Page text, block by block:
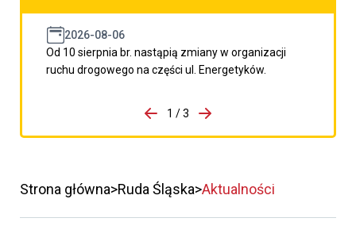
2026-08-06
Od 10 sierpnia br. nastąpią zmiany w organizacji
ruchu drogowego na części ul. Energetyków.
porzpedniego komunikatu
1 / 3
Przejdź do następnego
Strona główna Ruda Śląska Aktualności